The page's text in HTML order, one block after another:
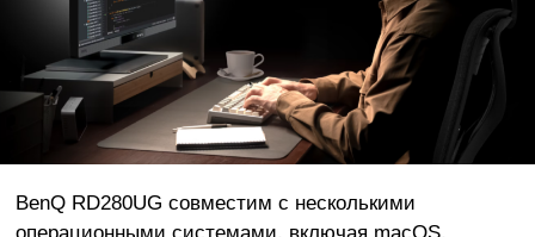
BenQ RD280UG совместим с несколькими